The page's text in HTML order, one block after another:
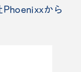
Phoenixxから